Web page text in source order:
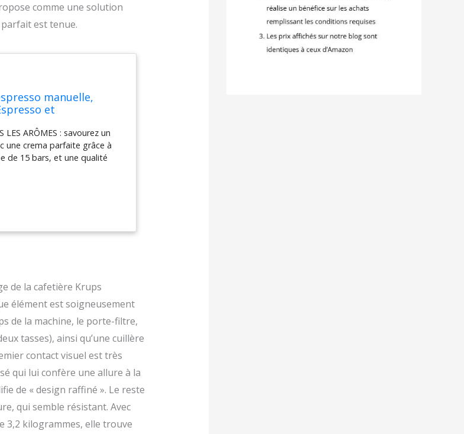
comme une solution
parfait est tenue.
manuelle,
et
clair, Authentic,
LES ARÔMES : savourez un
une crema parfaite grâce à
de 15 bars, et une qualité
de lait , sélectionnez
UNIQUE ET INGÉNIEUX :
en matière de
une machine au design
pieds en caoutchouc pour
ONCTUEUSE : faites mousser
grâce à la buse vapeur
onctueux et bien plus
AU JUSTE PRIX : engagement
dans le monde, pour
de l’environnement et à la
de la cafetière Krups
élément est soigneusement
de la machine, le porte-filtre,
tasses), ainsi qu’une cuillère
contact visuel est très
qui lui confère une allure à la
de « design raffiné ». Le reste
qui semble résistant. Avec
3,2 kilogrammes, elle trouve